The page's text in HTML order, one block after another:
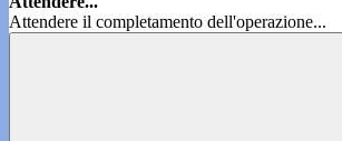
Attendere il completamento dell'operazione...